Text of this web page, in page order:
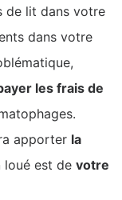
de lit dans votre
dans votre
les frais de
apporter la
loué est de votre